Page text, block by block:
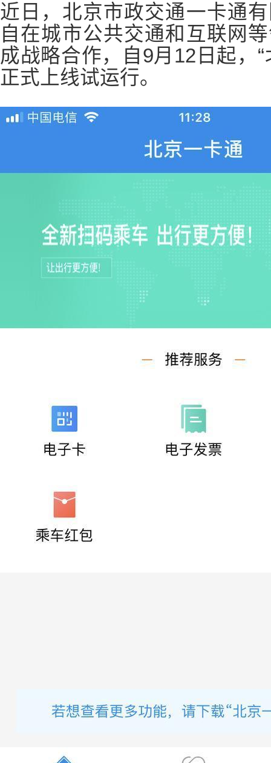
近日，北京市政交通一卡通
自在城市公共交通和互联网
成战略合作，自9月12日起，
正式上线试运行。